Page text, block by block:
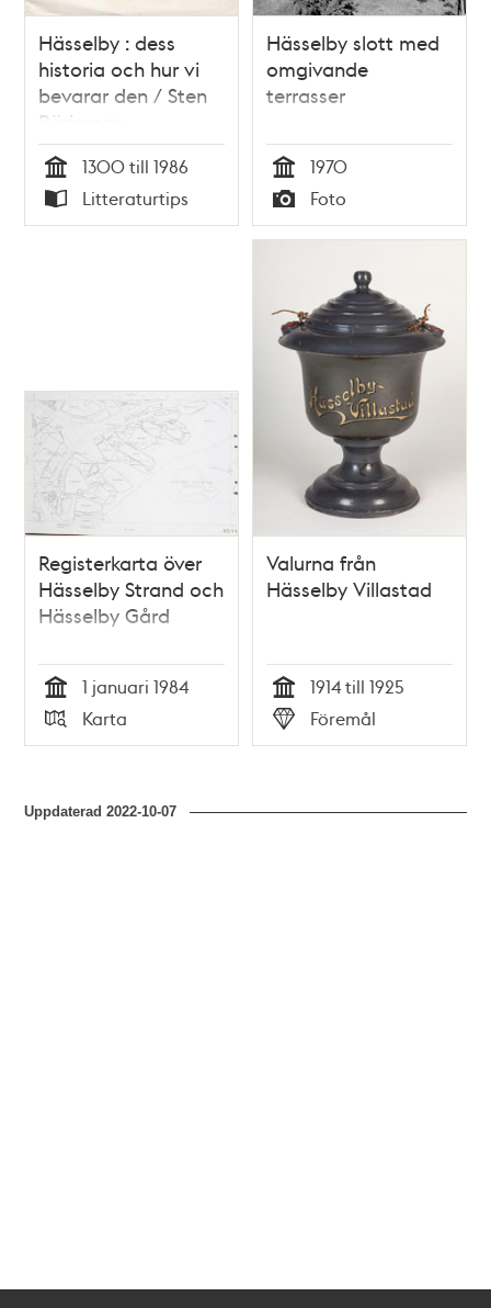
Hässelby : dess
historia och hur vi
bevarar den / Sten
Börjesson
Tid
1300 till 1986
Typ
Litteraturtips
Hässelby slott med
omgivande
terrasser
Tid
1970
Typ
Foto
Registerkarta över
Hässelby Strand och
Hässelby Gård
Tid
1 januari 1984
Typ
Karta
Valurna från
Hässelby Villastad
Tid
1914 till 1925
Typ
Föremål
Uppdaterad2022-10-07